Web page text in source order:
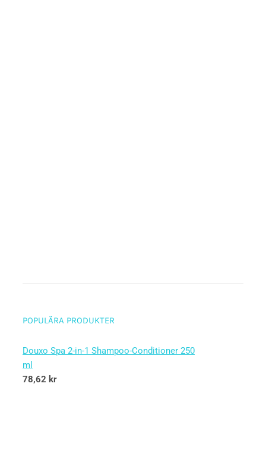
POPULÄRA PRODUKTER
Douxo Spa 2-in-1 Shampoo-Conditioner 250
ml
78,62 kr